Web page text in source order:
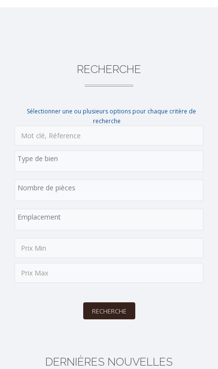
RECHERCHE
Sélectionner une ou plusieurs options pour chaque critère de
recherche
RECHERCHE
DERNIÈRES NOUVELLES